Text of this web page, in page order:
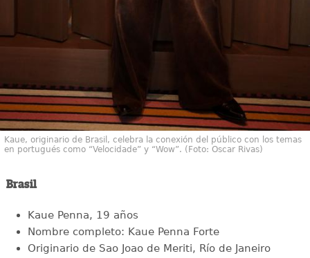
Kaue, originario de Brasil, celebra la conexión del público con los temas
en portugués como “Velocidade” y “Wow”. (Foto: Oscar Rivas)
Brasil
Kaue Penna, 19 años
Nombre completo: Kaue Penna Forte
Originario de Sao Joao de Meriti, Río de Janeiro